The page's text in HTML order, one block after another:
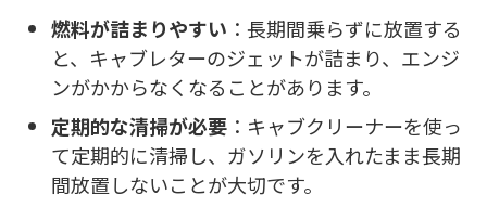
燃料が詰まりやすい ：長期間乗らずに放置する
と、キャブレターのジェットが詰まり、エンジ
ンがかからなくなることがあります。
定期的な清掃が必要 ：キャブクリーナーを使っ
て定期的に清掃し、ガソリンを入れたまま長期
間放置しないことが大切です。